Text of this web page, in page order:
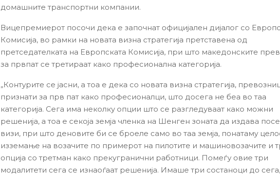
домашните транспортни компании.
Вицепремиерот посочи дека е започнат официјален дијалог со
Комисија, во рамки на новата визна стратегија претставена од
претседателката на Европската Комисија, при што македонските
за првпат се третираат како професионална категорија.
„Контурите се јасни, а тоа е дека со новата визна стратегија,
признати за прв пат како професионалци, што досега не беа во таа
категорија. Сега има неколку опции што се разгледуваат како можни
решенија, а тоа е секоја земја членка на Шенген зоната да издава
визи, при што деновите би се броеле само во таа земја, понатаму
изземање на возачите по примерот на пилотите и машиновозачите и
опција со третман како прекугранични работници. Помеѓу овие три
модалитети сега се изнаоѓаат решенија. Имаше три состаноци до